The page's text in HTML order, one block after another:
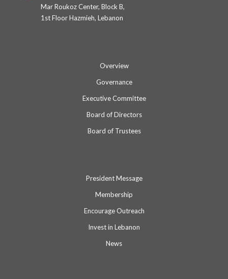
Mar Roukoz Center, Block B,
1st Floor Hazmieh, Lebanon
Overview
Governance
Executive Committee
Board of Directors
Board of Trustees
President Message
Membership
Encourage Outreach
Invest in Lebanon
News